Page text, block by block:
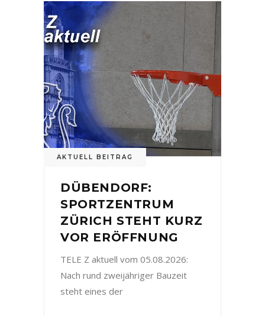
AKTUELL BEITRAG
DÜBENDORF:
SPORTZENTRUM
ZÜRICH STEHT KURZ
VOR ERÖFFNUNG
TELE Z aktuell vom 05.08.2026:
Nach rund zweijähriger Bauzeit
steht eines der